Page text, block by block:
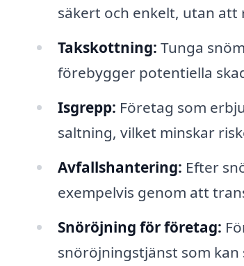
säkert och enkelt, utan att
Takskottning: Tunga
förebygger potentiella
Isgrepp: Företag som
saltning, vilket minskar
Avfallshantering: Efter
exempelvis genom att
Snöröjning för företag:
snöröjningstjänst som